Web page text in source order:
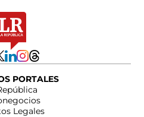
PORTALES
Legales